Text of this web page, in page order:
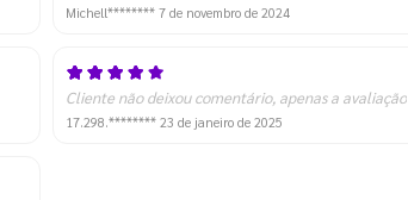
Michell******** 7 de novembro de 2024
Cliente não deixou comentário, apenas a avaliação
17.298.******** 23 de janeiro de 2025